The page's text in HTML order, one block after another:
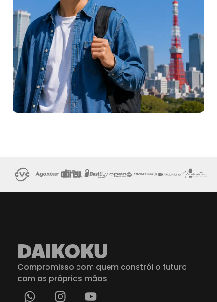
DAIKOKU
Compromisso com quem constrói o futuro
com as próprias mãos.